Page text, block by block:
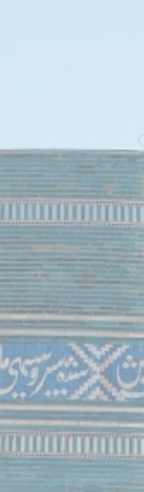
Buchara,